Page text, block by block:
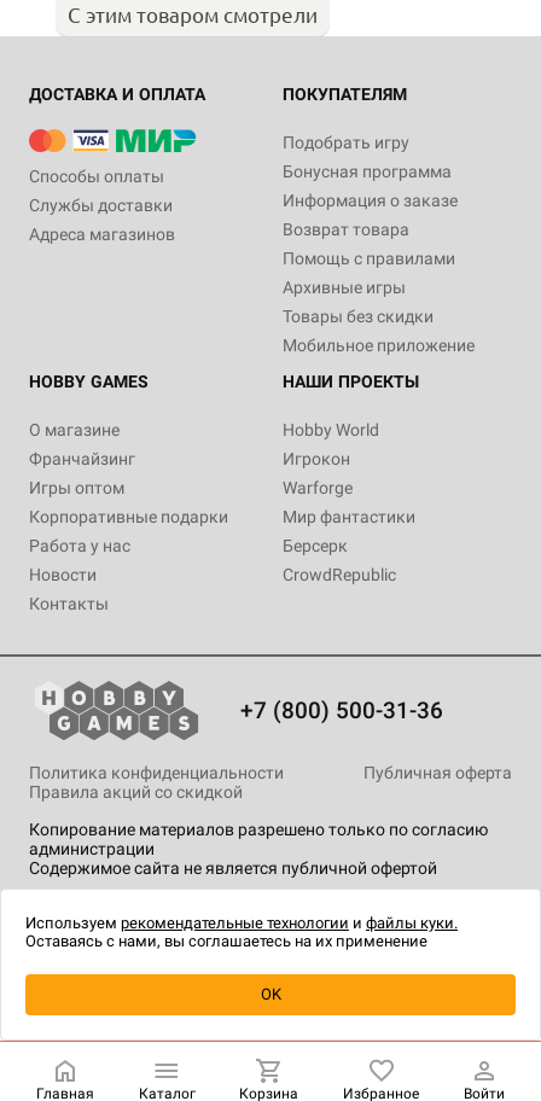
Уведомить о наличии
С этим товаром смотрели
ДОСТАВКА И ОПЛАТА
Способы оплаты
Службы доставки
Адреса магазинов
ПОКУПАТЕЛЯМ
Подобрать игру
Бонусная программа
Информация о заказе
Возврат товара
Помощь с правилами
Архивные игры
Товары без скидки
Мобильное приложение
HOBBY GAMES
О магазине
Франчайзинг
Игры оптом
Корпоративные подарки
Работа у нас
Новости
Контакты
НАШИ ПРОЕКТЫ
Hobby World
Игрокон
Warforge
Мир фантастики
Берсерк
CrowdRepublic
+7 (800) 500-31-36
Копирование материалов разрешено только по согласию
администрации
Содержимое сайта не является публичной офертой
Политика конфиденциальности
Публичная оферта
Правила акций со скидкой
технологии.
Главная Каталог Корзина Избранное Войти
Используем рекомендательные технологии и файлы куки.
Оставаясь с нами, вы соглашаетесь на их применение
OK